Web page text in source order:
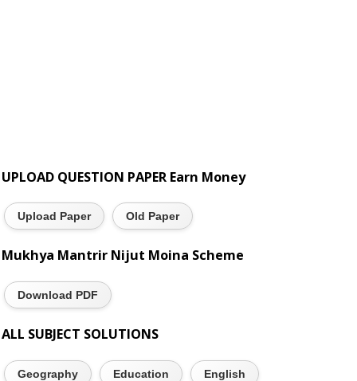
UPLOAD QUESTION PAPER Earn Money
Upload Paper Old Paper
Mukhya Mantrir Nijut Moina Scheme
Download PDF
ALL SUBJECT SOLUTIONS
Geography Education English